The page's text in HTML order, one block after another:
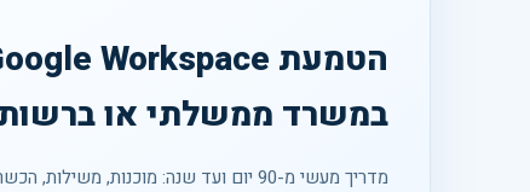
במשרד ממשלתי או
מדריך מעשי מ-90 יום ועד שנה: מוכנות,